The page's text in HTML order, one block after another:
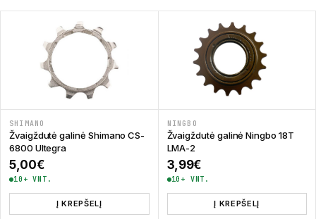
SHIMANO
Žvaigždutė galinė Shimano CS-
6800 Ultegra
5,00€
10+ VNT.
Į KREPŠELĮ
NINGBO
Žvaigždutė galinė Ningbo 18T
LMA-2
3,99€
10+ VNT.
Į KREPŠELĮ